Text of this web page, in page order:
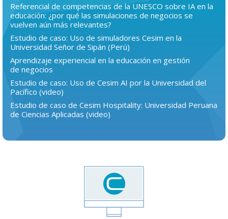
Referencial de competencias de la UNESCO sobre IA en la
educación: ¿por qué las simulaciones de negocios se
vuelven aún más relevantes?
Estudio de caso: Uso de simuladores Cesim en la
Universidad Señor de Sipán (Perú)
Aprendizaje experiencial en la educación en gestión
de negocios
Estudio de caso: Uso de Cesim AI por la Universidad del
Pacífico (video)
Estudio de caso de Cesim Hospitality: Universidad Peruana
de Ciencias Aplicadas (video)